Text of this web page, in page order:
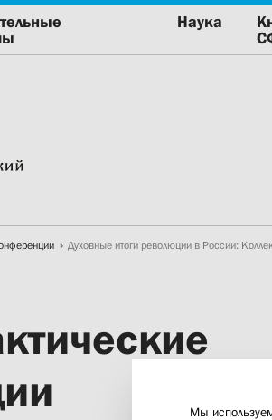
Наука
Духовные итоги революции в России:
Мы